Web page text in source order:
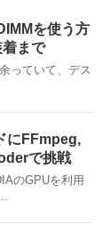
を使う方
まで
っていて、デス
にFFmpeg,
で挑戦
のGPUを利用